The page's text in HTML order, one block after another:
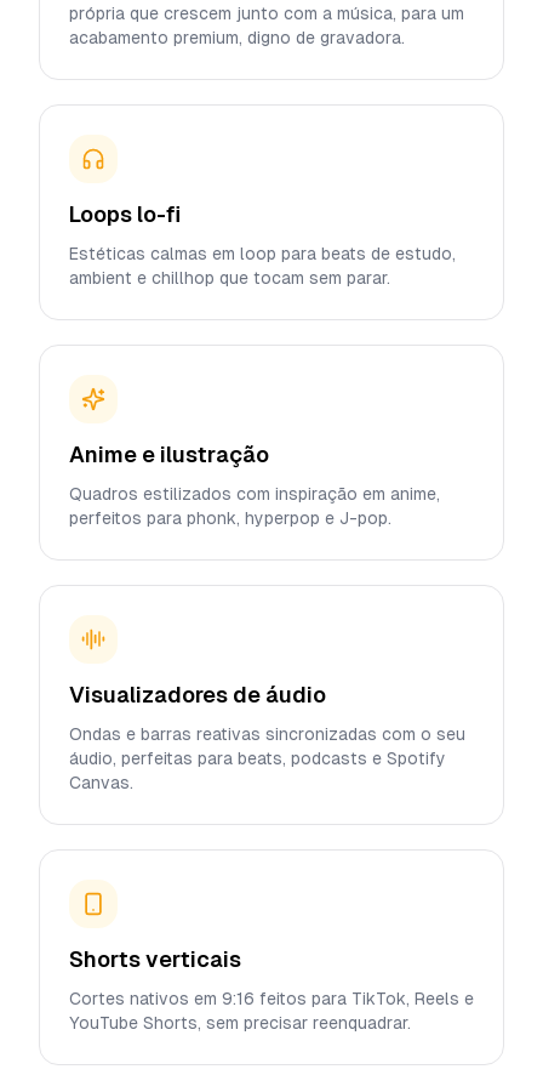
própria que crescem junto com a música, para um
acabamento premium, digno de gravadora.
Loops lo-fi
Estéticas calmas em loop para beats de estudo,
ambient e chillhop que tocam sem parar.
Anime e ilustração
Quadros estilizados com inspiração em anime,
perfeitos para phonk, hyperpop e J-pop.
Visualizadores de áudio
Ondas e barras reativas sincronizadas com o seu
áudio, perfeitas para beats, podcasts e Spotify
Canvas.
Shorts verticais
Cortes nativos em 9:16 feitos para TikTok, Reels e
YouTube Shorts, sem precisar reenquadrar.